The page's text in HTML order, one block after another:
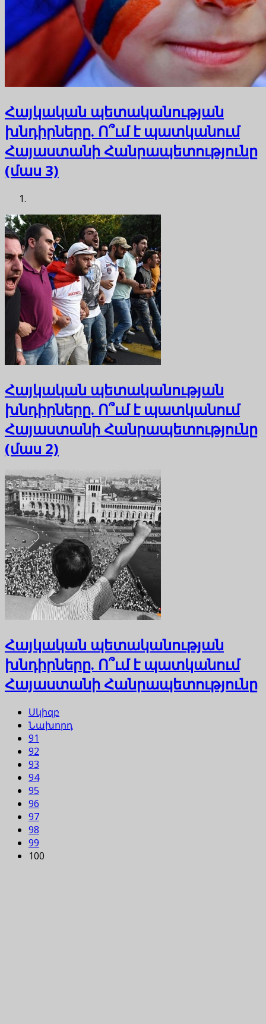
Հայկական պետականության
խնդիրները. Ո՞ւմ է պատկանում
Հայաստանի Հանրապետությունը
(մաս 3)
Հայկական պետականության
խնդիրները. Ո՞ւմ է պատկանում
Հայաստանի Հանրապետությունը
(մաս 2)
Հայկական պետականության
խնդիրները. Ո՞ւմ է պատկանում
Հայաստանի Հանրապետությունը
Սկիզբ
Նախորդ
91
92
93
94
95
96
97
98
99
100